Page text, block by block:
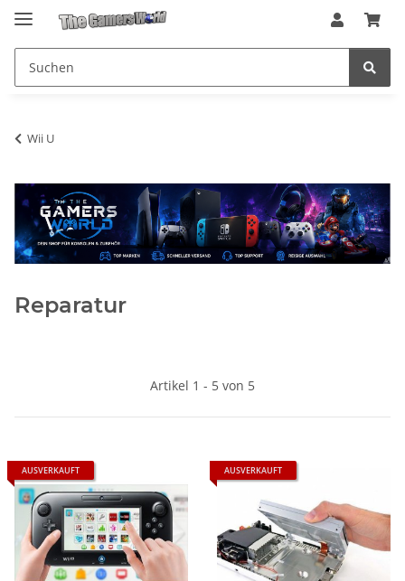
Wii U
Reparatur
Artikel 1 - 5 von 5
AUSVERKAUFT AUSVERKAUFT